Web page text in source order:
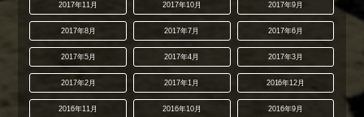
2017年11月 2017年10月 2017年9月
2017年8月 2017年7月 2017年6月
2017年5月 2017年4月 2017年3月
2017年2月 2017年1月 2016年12月
2016年11月 2016年10月 2016年9月